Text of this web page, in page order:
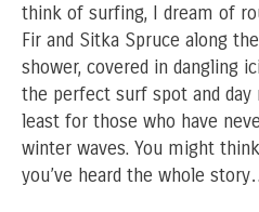
think of surfing, I dream of
Fir and Sitka Spruce along
shower, covered in dangling
the perfect surf spot and day
least for those who have
winter waves. You might
you’ve heard the whole